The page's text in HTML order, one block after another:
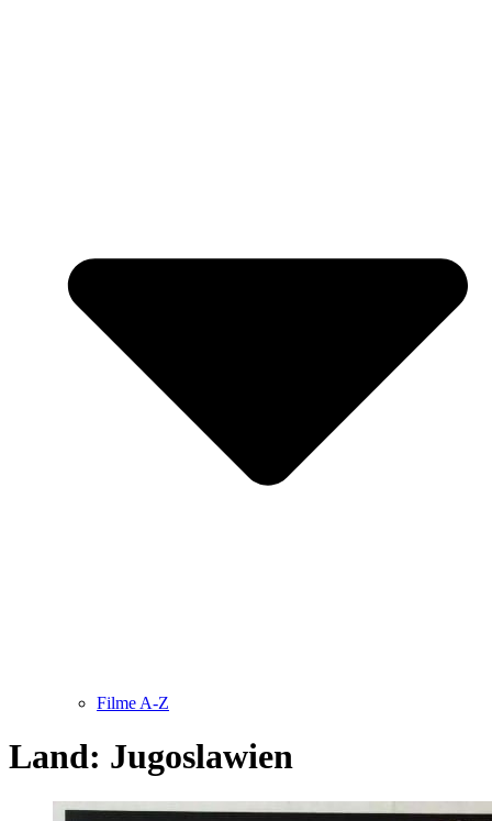
Filme A-Z
Land: Jugoslawien